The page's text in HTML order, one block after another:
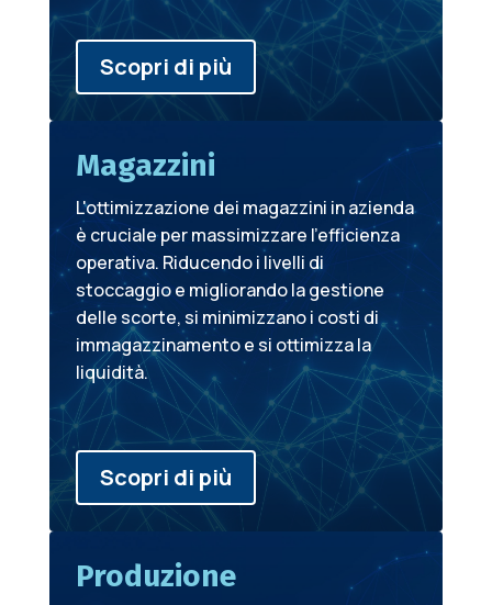
Scopri di più
Magazzini
L'ottimizzazione dei magazzini in azienda
è cruciale per massimizzare l'efficienza
operativa. Riducendo i livelli di
stoccaggio e migliorando la gestione
delle scorte, si minimizzano i costi di
immagazzinamento e si ottimizza la
liquidità.
Scopri di più
Produzione